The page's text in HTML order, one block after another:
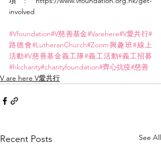
involved
#Vfoundation#V慈善基金#Varehere#V愛共行#
路德會#LutheranChurch#Zoom興趣班#線上
活動#V慈善基金義工隊#義工活動#義工招募
#hkcharity#charityfoundation#齊心抗疫#慈善
V are here V愛共行
Recent Posts See All